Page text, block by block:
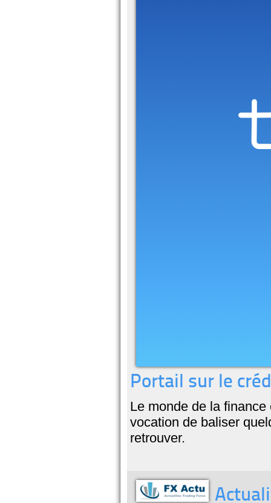
Portail sur le
Le monde de la
vocation de baliser
retrouver.